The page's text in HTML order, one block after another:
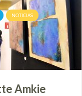
NOTICIAS
Amkie